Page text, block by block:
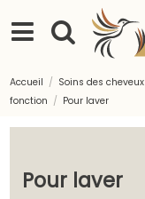
Accueil Soins des cheveux
fonction
Pour laver
Pour laver